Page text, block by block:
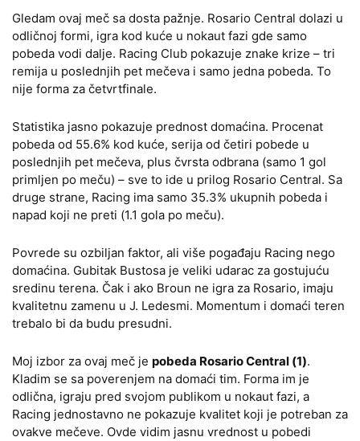
Gledam ovaj meč sa dosta pažnje. Rosario Central dolazi u
odličnoj formi, igra kod kuće u nokaut fazi gde samo
pobeda vodi dalje. Racing Club pokazuje znake krize – tri
remija u poslednjih pet mečeva i samo jedna pobeda. To
nije forma za četvrtfinale.
Statistika jasno pokazuje prednost domaćina. Procenat
pobeda od 55.6% kod kuće, serija od četiri pobede u
poslednjih pet mečeva, plus čvrsta odbrana (samo 1 gol
primljen po meču) – sve to ide u prilog Rosario Central. Sa
druge strane, Racing ima samo 35.3% ukupnih pobeda i
napad koji ne preti (1.1 gola po meču).
Povrede su ozbiljan faktor, ali više pogađaju Racing nego
domaćina. Gubitak Bustosa je veliki udarac za gostujuću
sredinu terena. Čak i ako Broun ne igra za Rosario, imaju
kvalitetnu zamenu u J. Ledesmi. Momentum i domaći teren
trebalo bi da budu presudni.
Moj izbor za ovaj meč je pobeda Rosario Central (1).
Kladim se sa poverenjem na domaći tim. Forma im je
odlična, igraju pred svojom publikom u nokaut fazi, a
Racing jednostavno ne pokazuje kvalitet koji je potreban za
ovakve mečeve. Ovde vidim jasnu vrednost u pobedi